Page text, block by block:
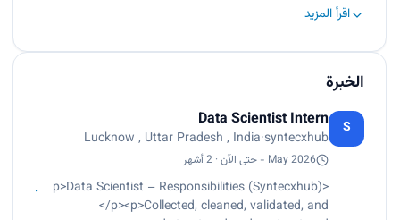
اقرأ المزيد
الخبرة
S
Data Scientist Intern
syntecxhub
·
Lucknow , Uttar Pradesh , India
May 2026 - حتى الآن · 2 أشهر
<p>Data Scientist – Responsibilities (Syntecxhub)
</p><p>Collected, cleaned, validated, and